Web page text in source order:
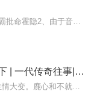
南明史之谋算天下 | 谋算天下 | 一代传奇往事|AI多播